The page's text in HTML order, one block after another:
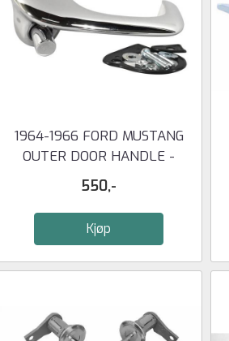
1964-1966 FORD MUSTANG
OUTER DOOR HANDLE -
RIGHT
550,-
Kjøp